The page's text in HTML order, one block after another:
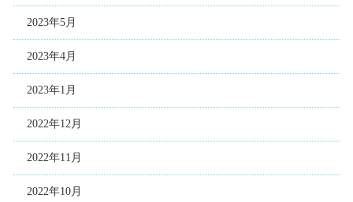
2023年5月
2023年4月
2023年1月
2022年12月
2022年11月
2022年10月